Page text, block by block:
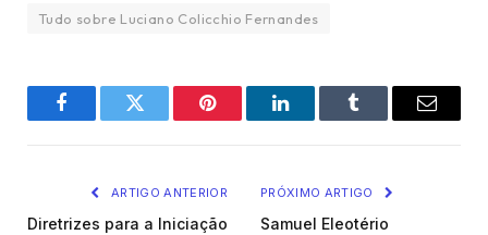
Tudo sobre Luciano Colicchio Fernandes
FacebookTwitter Pinterest LinkedInTumblr Email
ARTIGO ANTERIOR
Diretrizes para a Iniciação
PRÓXIMO ARTIGO
Samuel Eleotério